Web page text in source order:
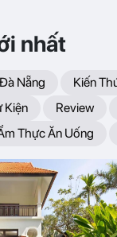
nhất
Nẵng Kiến
Kiện Review
Thực Ăn Uống